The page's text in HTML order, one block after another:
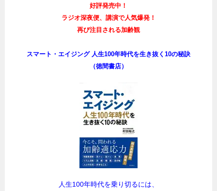
好評発売中！
ラジオ深夜便、講演で人気爆発！
再び注目される加齢観
スマート・エイジング 人生100年時代を生き抜く10の秘訣
（徳間書店）
人生100年時代を乗り切るには、